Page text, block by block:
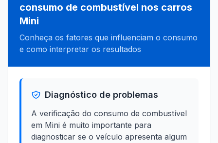
consumo de combustível nos carros
Mini
Conheça os fatores que influenciam o consumo
e como interpretar os resultados
Diagnóstico de problemas
A verificação do consumo de combustível
em Mini é muito importante para
diagnosticar se o veículo apresenta algum